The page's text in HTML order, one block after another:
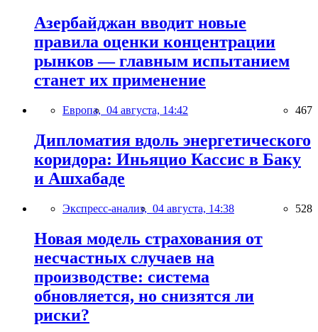
Азербайджан вводит новые
правила оценки концентрации
рынков — главным испытанием
станет их применение
Европа, 04 августа, 14:42 467
Дипломатия вдоль энергетического
коридора: Иньяцио Кассис в Баку
и Ашхабаде
Экспресс-анализ, 04 августа, 14:38 528
Новая модель страхования от
несчастных случаев на
производстве: система
обновляется, но снизятся ли
риски?